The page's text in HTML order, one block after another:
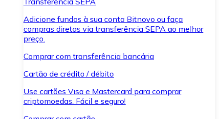
Adicione fundos à sua conta Bitnovo ou faça
compras diretas via transferência SEPA ao melhor
preço.
Comprar com transferência bancária
Cartão de crédito / débito
Use cartões Visa e Mastercard para comprar
criptomoedas. Fácil e seguro!